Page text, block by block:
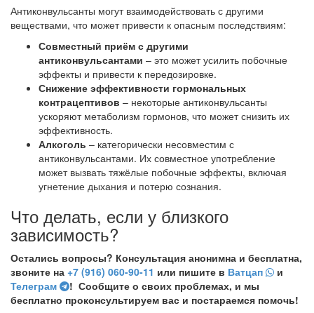
Антиконвульсанты могут взаимодействовать с другими
веществами, что может привести к опасным последствиям:
Совместный приём с другими
антиконвульсантами – это может усилить побочные
эффекты и привести к передозировке.
Снижение эффективности гормональных
контрацептивов – некоторые антиконвульсанты
ускоряют метаболизм гормонов, что может снизить их
эффективность.
Алкоголь – категорически несовместим с
антиконвульсантами. Их совместное употребление
может вызвать тяжёлые побочные эффекты, включая
угнетение дыхания и потерю сознания.
Что делать, если у близкого
зависимость?
Остались вопросы? Консультация анонимна и бесплатна,
звоните на +7 (916) 060-90-11 или пишите в Ватцап
и
Телеграм
! Сообщите о своих проблемах, и мы
бесплатно проконсультируем вас и постараемся помочь!